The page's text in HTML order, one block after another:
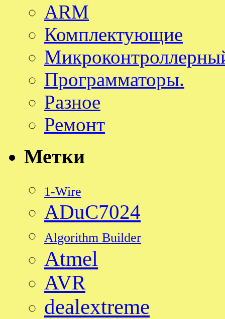
ARM
Комплектующие
Программаторы.
Разное
Ремонт
Метки
1-Wire
ADuC7024
Algorithm Builder
Atmel
AVR
dealextreme